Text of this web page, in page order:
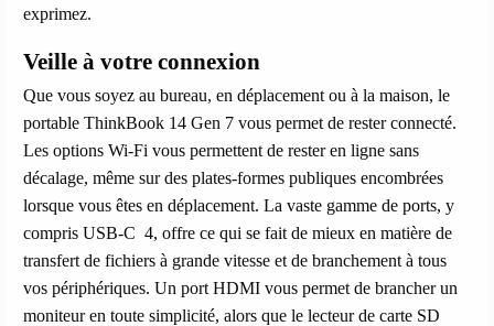
exprimez.
Veille à votre connexion
Que vous soyez au bureau, en déplacement ou à la maison, le
portable ThinkBook 14 Gen 7 vous permet de rester connecté.
Les options Wi-Fi vous permettent de rester en ligne sans
décalage, même sur des plates-formes publiques encombrées
lorsque vous êtes en déplacement. La vaste gamme de ports, y
compris USB-C 4, offre ce qui se fait de mieux en matière de
transfert de fichiers à grande vitesse et de branchement à tous
vos périphériques. Un port HDMI vous permet de brancher un
moniteur en toute simplicité, alors que le lecteur de carte SD